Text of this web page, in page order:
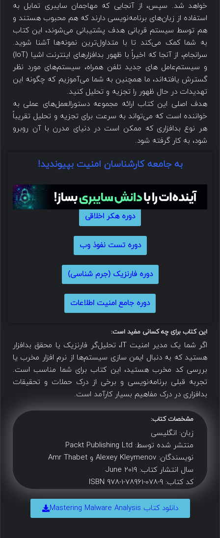
خواهد شد. سپس، از آنجایی که مهاجمان سایبری تمایل به
استفاده از زبان‌های برنامه‌نویسی دارند که هم محبوب هستند و
هم توسط سیستم قربانی هدف پشتیبانی می‌شوند، این کتاب
به شما کمک می‌کند تا با متداول‌ترین نمونه‌ها آشنا شوید.
سرانجام، از آنجا که اخیراً با ظهور بدافزارهای اینترنت اشیا (IoT)
و سیستم‌عامل های جدید تلفن همراه، سیستم‌های مورد نظر
گسترش یافته‌اند، ما همچنین به شما می‌آموزیم که چگونه این
تهدیدات در حال ظهور را تجزیه و تحلیل کنید.
هدف اصلی این کتاب ارائه مجموعه دستورالعمل‌های عملی به
خواننده است که می‌تواند به سرعت برای تجزیه و تحلیل تقریباً
هر نوع بدافزاری که ممکن است در دنیای مدرن با آن روبرو
شود، به کار گرفته شود.
به جامعه کارشناسان امنیت بپیوندید!
دوره هکر اخلاقی
دوره تست نفوذ وب
دوره فارنزیک (جرم شناسی)
دوره جامع امنیت اطلاعات
این کتاب برای چه کسانی مفید است:
اگر شما یک مدیر امنیت IT، تحلیل‌گر فارنزیک یا محقق بدافزار
هستید که به دنبال ایمن سازی سیستم‌ها از نرم افزار مخرب یا
بررسی کد مخرب هستید، این کتاب برای شما مناسب است.
تجربه قبلی برنامه‌نویسی و برخی از درک حملات و تحقیقات
بدافزاری در درک مفاهیم بسیار کارآمد است.
مشخصات کتاب:
زبان: انگلیسی
منتشر شده توسط: Packt Publishing Ltd
نویسندگان: Alexey Kleymenov و Amr Thabet
سال انتشار کتاب: June 2019
کد کتاب: ISBN 978-1-78961-078-9
دانلود کتاب Mastering Malware Analysis